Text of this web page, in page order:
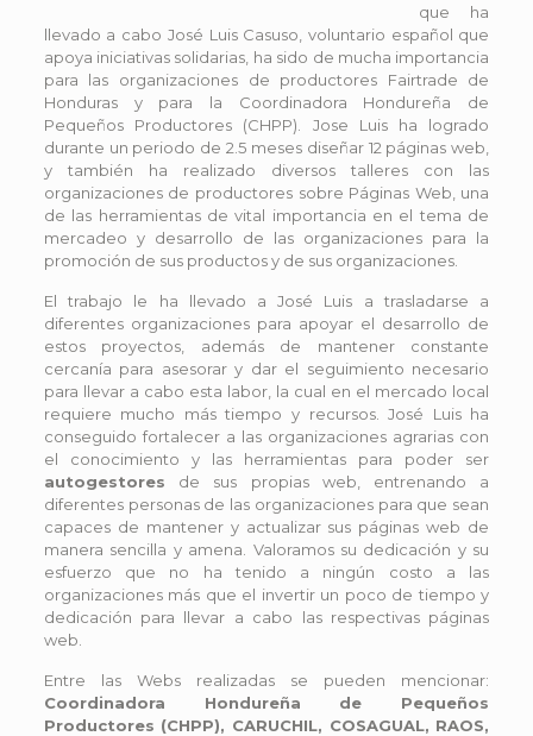
que ha
llevado a cabo José Luis Casuso, voluntario español que
apoya iniciativas solidarias, ha sido de mucha importancia
para las organizaciones de productores Fairtrade de
Honduras y para la Coordinadora Hondureña de
Pequeños Productores (CHPP). Jose Luis ha logrado
durante un periodo de 2.5 meses diseñar 12 páginas web,
y también ha realizado diversos talleres con las
organizaciones de productores sobre Páginas Web, una
de las herramientas de vital importancia en el tema de
mercadeo y desarrollo de las organizaciones para la
promoción de sus productos y de sus organizaciones.
El trabajo le ha llevado a José Luis a trasladarse a
diferentes organizaciones para apoyar el desarrollo de
estos proyectos, además de mantener constante
cercanía para asesorar y dar el seguimiento necesario
para llevar a cabo esta labor, la cual en el mercado local
requiere mucho más tiempo y recursos. José Luis ha
conseguido fortalecer a las organizaciones agrarias con
el conocimiento y las herramientas para poder ser
autogestores de sus propias web, entrenando a
diferentes personas de las organizaciones para que sean
capaces de mantener y actualizar sus páginas web de
manera sencilla y amena. Valoramos su dedicación y su
esfuerzo que no ha tenido a ningún costo a las
organizaciones más que el invertir un poco de tiempo y
dedicación para llevar a cabo las respectivas páginas
web.
Entre las Webs realizadas se pueden mencionar:
Coordinadora Hondureña de Pequeños
Productores (CHPP), CARUCHIL, COSAGUAL, RAOS,